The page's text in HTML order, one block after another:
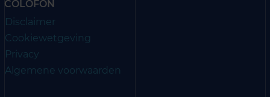
COLOFON
Disclaimer
Cookiewetgeving
Privacy
Algemene voorwaarden